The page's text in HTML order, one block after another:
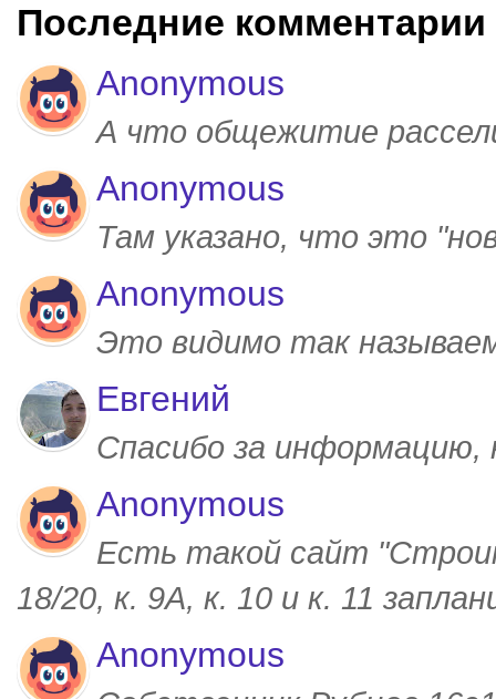
Последние комментарии
Anonymous
А что общежитие
Anonymous
Там указано, что это
Anonymous
Это видимо так
Евгений
Спасибо за
Anonymous
Есть такой сайт
18/20, к. 9А, к. 10 и к. 11
Anonymous